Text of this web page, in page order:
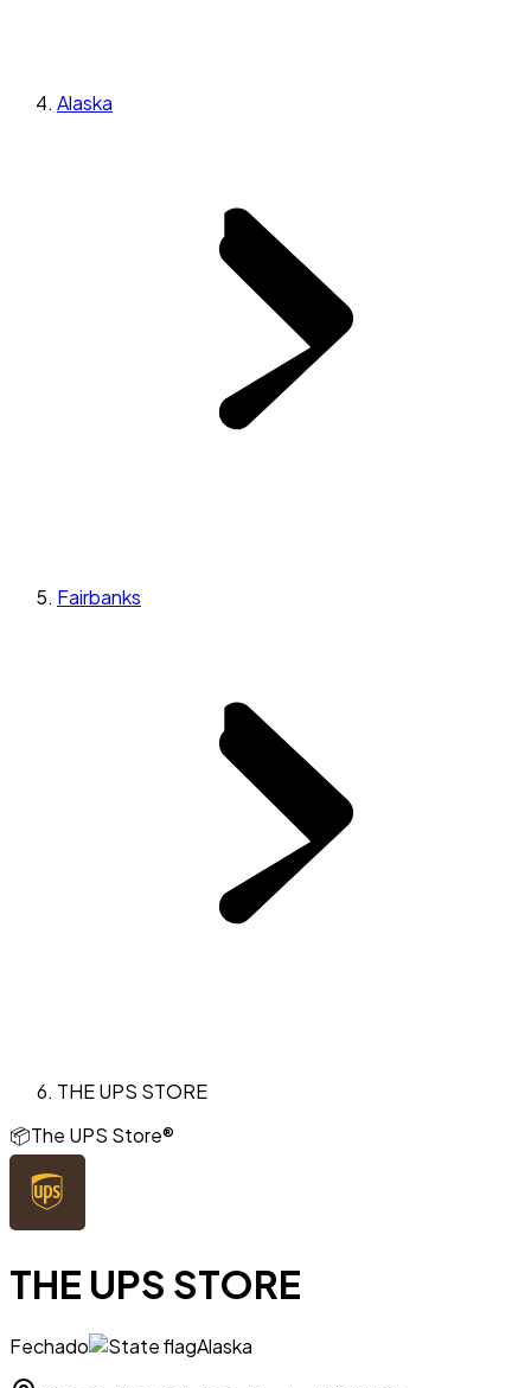
Alaska
Fairbanks
THE UPS STORE
📦The UPS Store®
THE UPS STORE
Fechado Alaska